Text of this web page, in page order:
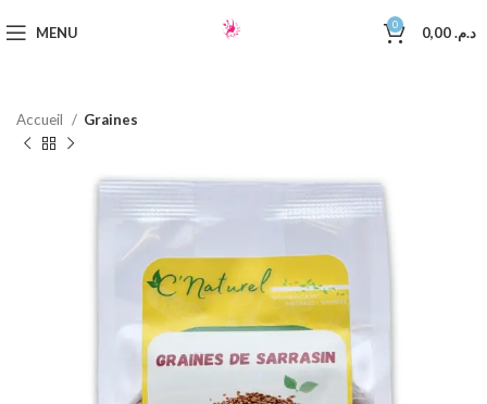
MENU 0 د.م.
Accueil Graines